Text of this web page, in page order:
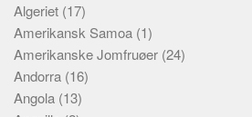
Algeriet (17)
Amerikansk Samoa (1)
Amerikanske Jomfruøer (24)
Andorra (16)
Angola (13)